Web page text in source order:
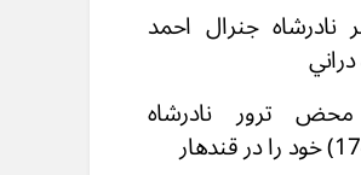
نادرشاه جنرال احمد
ترور نادرشاه